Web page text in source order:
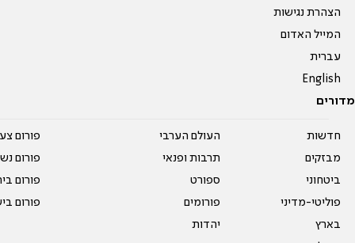
הצהרת נגישות
המייל האדום
עברית
English
מדורים
חדשות
מבזקים
ביטחוני
פוליטי-מדיני
בארץ
העולם הערבי
תרבות ופנאי
ספורט
פורומים
יהדות
פורום
פורום
פורום
פורום